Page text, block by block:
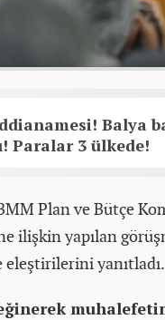
Balya
Paralar 3 ülkede!
Plan ve Bütçe
ilişkin yapılan
yanıtladı.